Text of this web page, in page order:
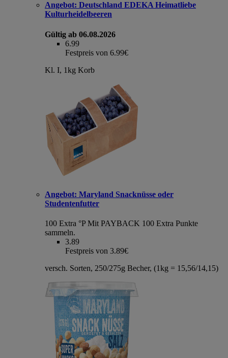
Angebot: Deutschland EDEKA Heimatliebe
Kulturheidelbeeren
Gültig ab 06.08.2026
6.99
Festpreis von 6.99€
Kl. I, 1kg Korb
Angebot: Maryland Snacknüsse oder
Studentenfutter
100 Extra °P Mit PAYBACK 100 Extra Punkte
sammeln.
3.89
Festpreis von 3.89€
versch. Sorten, 250/275g Becher, (1kg = 15,56/14,15)